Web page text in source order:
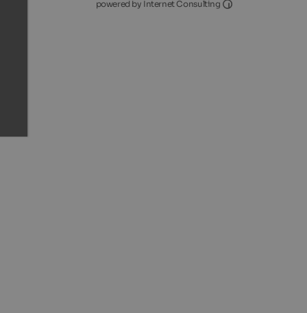
powered by Internet Consulting
Internet